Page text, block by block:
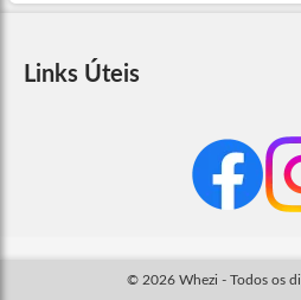
Links Úteis
© 2026 Whezi - Todos os